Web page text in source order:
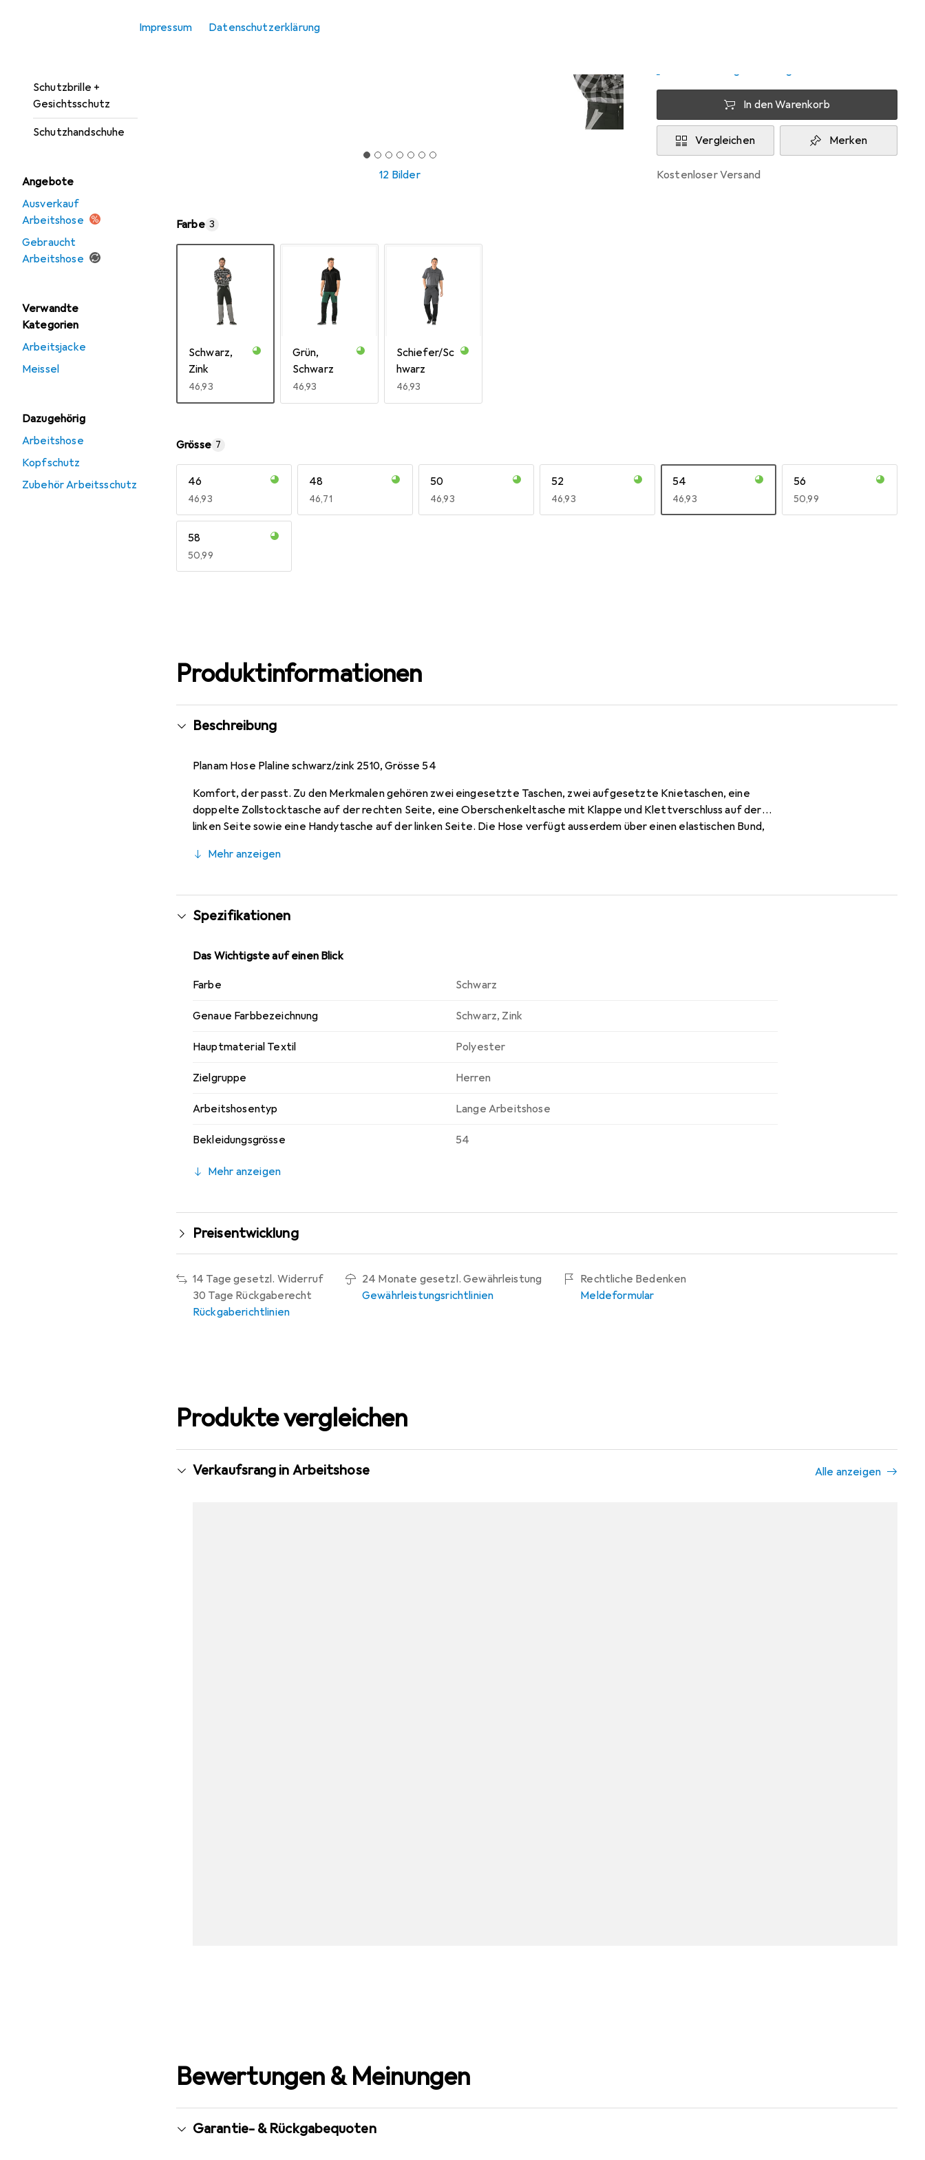
Impressum Datenschutzerklärung
Schutzbrille +
Gesichtsschutz
Schutzhandschuhe
Angebote
Ausverkauf
Arbeitshose
Gebraucht
Arbeitshose
Verwandte
Kategorien
Arbeitsjacke
Meissel
Dazugehörig
Arbeitshose
Kopfschutz
Zubehör Arbeitsschutz
12 Bilder
In den Warenkorb
Vergleichen Merken
kostenloser Versand
Farbe 3
Schwarz,
Zink
EUR
46,93
Grün,
Schwarz
EUR
46,93
Schiefer/Sc
hwarz
EUR
46,93
Grösse 7
46
EUR
46,93
48
EUR
46,71
50
EUR
46,93
52
EUR
46,93
54
EUR
46,93
56
EUR
50,99
58
EUR
50,99
Produktinformationen
Beschreibung
Planam Hose Plaline schwarz/zink 2510, Grösse 54
Komfort, der passt. Zu den Merkmalen gehören zwei eingesetzte Taschen, zwei aufgesetzte Knietaschen, eine
doppelte Zollstocktasche auf der rechten Seite, eine Oberschenkeltasche mit Klappe und Klettverschluss auf der
linken Seite sowie eine Handytasche auf der linken Seite. Die Hose verfügt ausserdem über einen elastischen Bund,
Sicherheit.
Mehr anzeigen
Spezifikationen
Das Wichtigste auf einen Blick
Farbe Schwarz
Genaue Farbbezeichnung Schwarz, Zink
Hauptmaterial Textil Polyester
Zielgruppe Herren
Arbeitshosentyp Lange Arbeitshose
Bekleidungsgrösse 54
Mehr anzeigen
Preisentwicklung
14 Tage gesetzl. Widerruf
30 Tage Rückgaberecht
Rückgaberichtlinien
24 Monate gesetzl. Gewährleistung
Gewährleistungsrichtlinien
Rechtliche Bedenken
Meldeformular
Produkte vergleichen
Verkaufsrang in Arbeitshose Alle anzeigen
Bewertungen & Meinungen
Garantie- & Rückgabequoten